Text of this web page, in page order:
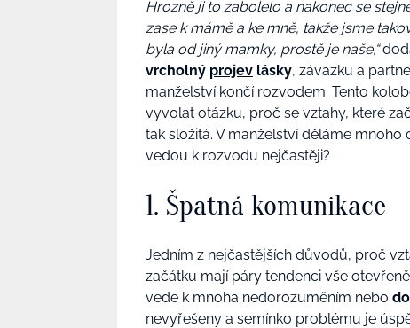
Hrozně ji to zabolelo a nakonec se
zase k mámě a ke mně, takže jsme
byla od jiný mamky, prostě je naše,“
vrcholný projev lásky, závazku a
manželství končí rozvodem. Tento
vyvolat otázku, proč se vztahy, které
tak složitá. V manželství děláme
vedou k rozvodu nejčastěji?
1. Špatná komunikace
Jedním z nejčastějších důvodů, proč
začátku mají páry tendenci vše
vede k mnoha nedorozuměním nebo
nevyřešeny a semínko problému je